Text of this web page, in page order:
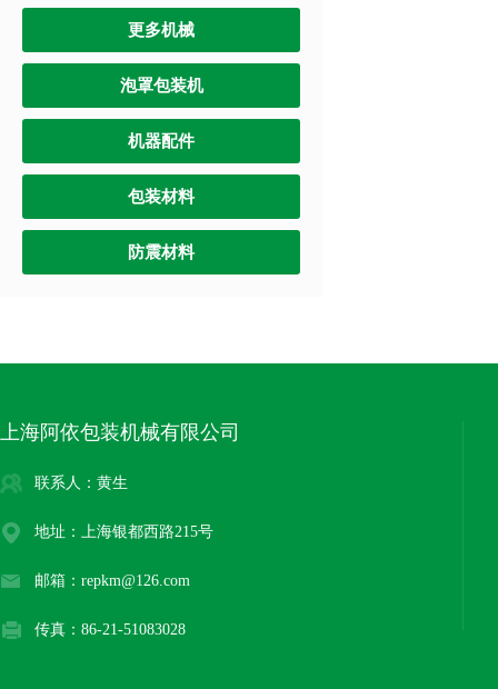
更多机械
泡罩包装机
机器配件
包装材料
防震材料
上海阿依包装机械有限公司
联系人：黄生
地址：上海银都西路215号
邮箱：repkm@126.com
传真：86-21-51083028